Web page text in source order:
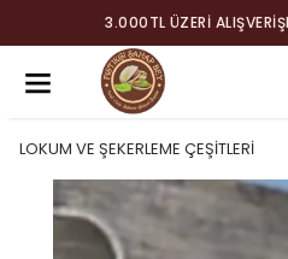
3.000TL ÜZERI
LOKUM VE ŞEKERLEME ÇEŞİTLERİ